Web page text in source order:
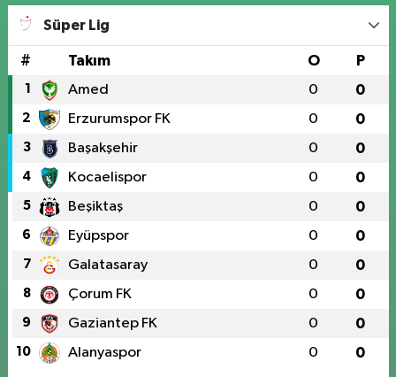
Süper Lig
# Takım O P
1 Amed 0 0
2 Erzurumspor FK 0 0
3 Başakşehir 0 0
4 Kocaelispor 0 0
5 Beşiktaş 0 0
6 Eyüpspor 0 0
7 Galatasaray 0 0
8 Çorum FK 0 0
9 Gaziantep FK 0 0
10 Alanyaspor 0 0